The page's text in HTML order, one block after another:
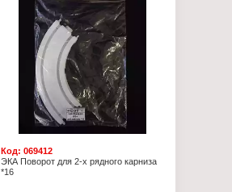
Характеристики:
Серия: "Супер"
Тип товара: Карниз
Назначение: для штор
Вариация: двухполозный
Способ крепления: потолочный
Длина: 2 м
Код:069412
ЭКА Поворот для 2-х рядного карниза
*16